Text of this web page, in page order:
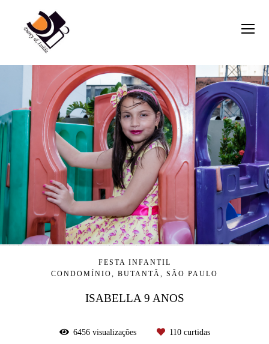
FESTA INFANTIL
CONDOMÍNIO, BUTANTÃ, SÃO PAULO
ISABELLA 9 ANOS
6456visualizações 110curtidas